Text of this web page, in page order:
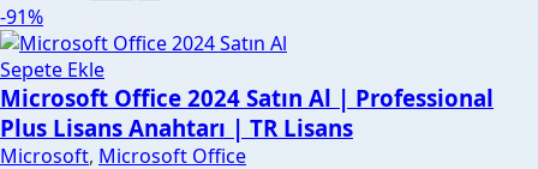
₺6.017,00.fiyat:
-91%
Sepete Ekle
Microsoft Office 2024 Satın Al | Professional
Plus Lisans Anahtarı | TR Lisans
Microsoft, Microsoft Office